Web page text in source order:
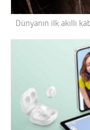
Dünyanın ilk akıllı